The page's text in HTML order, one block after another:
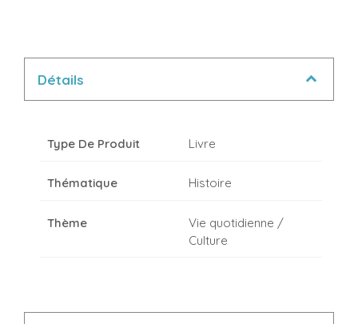
Détails
Type De Produit Livre
Thématique Histoire
Thème
Vie quotidienne /
Culture